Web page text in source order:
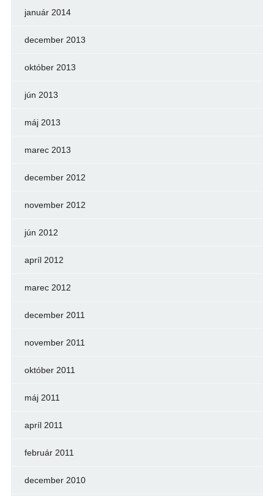
január 2014
december 2013
október 2013
jún 2013
máj 2013
marec 2013
december 2012
november 2012
jún 2012
apríl 2012
marec 2012
december 2011
november 2011
október 2011
máj 2011
apríl 2011
február 2011
december 2010